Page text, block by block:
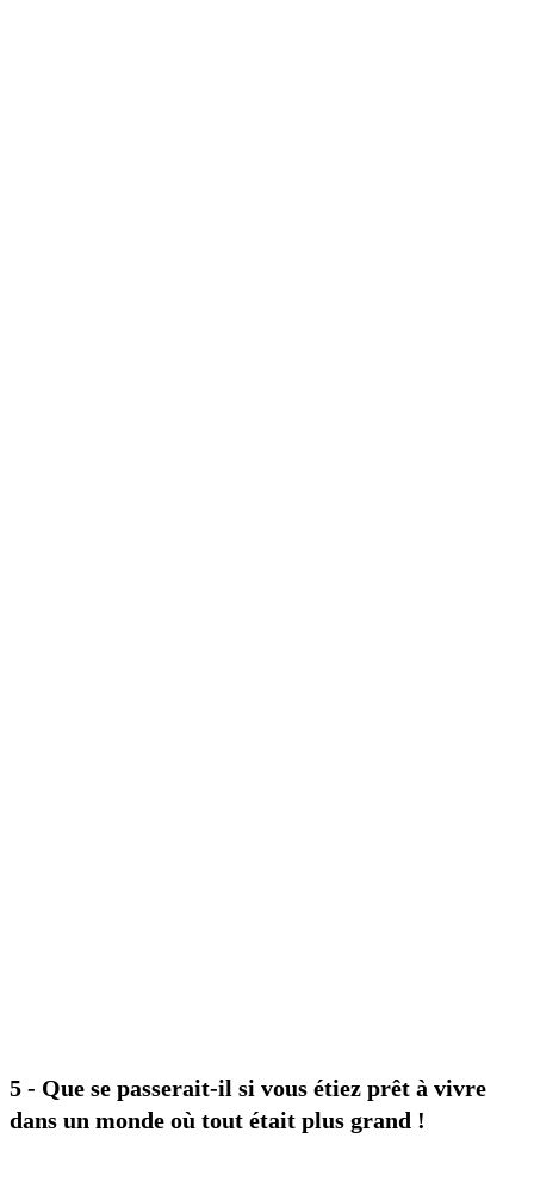
5 - Que se passerait-il si vous étiez prêt à vivre
dans un monde où tout était plus grand !